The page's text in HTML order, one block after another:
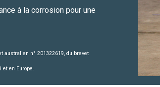
à la corrosion pour une
australien n° 201322619, du brevet
et en Europe.